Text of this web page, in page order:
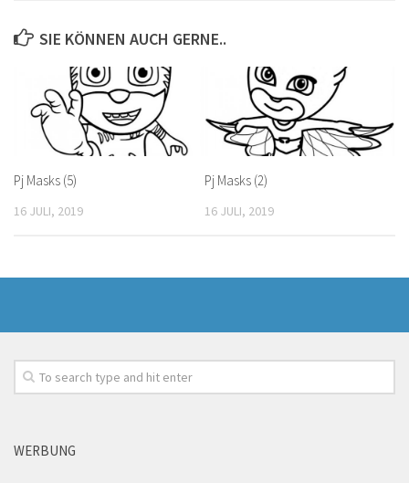
SIE KÖNNEN AUCH GERNE..
Pj Masks (5)
16 JULI, 2019
Pj Masks (2)
16 JULI, 2019
WERBUNG